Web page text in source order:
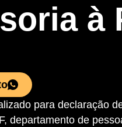
à
para declaração
departamento de